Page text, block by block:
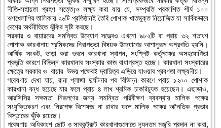
নীতি-সহায়তা গ্রহণ সত্তে¡ও লক্ষ্য করা যায় যে, সম্প্রতি প্রকাশিত শীর্ষ ১০০
ঋণখেলাপির তালিকায় ২৬টি প্রতিষ্ঠানই তৈরি পোশাক খাতভুক্ত নিয়োজিত যা সার্বিকভাবে
দেশের অর্থনীতিতে ঝুঁকির সৃষ্টি করছে।
সরকার ও বায়ারদের সমন্বিত উদ্যোগ সত্ত্বেও এখনো ৯৮২টি বা প্রায় ৩২ শতাংশ
পোশাক কারখানায় শ্রমিকদের নিরাপত্তা বিষয়ক উদ্যোগের আশানুরূপ অগ্রগতি হয়নি।
আর্থিক সংকট, ভাড়া করা ভবনে কারখানা স্থাপন, সংশ্লিষ্ট কর্তৃপক্ষের অসহযোগিতা
প্রভৃতি কারণে বিভিন্ন কারখানার সংস্কার কাজ বাধাগ্রস্ত হচ্ছে। কারখানা সংস্কারের
ক্ষেত্রে সরকার ও বায়ার উভয় পক্ষেরই দ্বায়িত্ব এড়িয়ে যাওয়ার প্রবণতা লক্ষ্যনীয়।
গবেষণায় দেখা যায়, রানা প্লাজা দুর্ঘটনার পর বিভিন্ন কারণে প্রায় ১২০০ পোশাক
কারখানা বন্ধ হয়েছে যার ফলে প্রায় ৪ লাখ শ্রমিক চাকরিচ্যূত হয়েছেন। এছাড়াও,
আরসিসির সক্ষমতা নিরূপণের জন্য সমন্বিত পরিবীক্ষণ ব্যবস্থায় মালিক পক্ষের
সংযুক্তিকরণ এবং নিরপেক্ষ বিশেষজ্ঞ না রাখার ফলে মালিক পক্ষের অনৈতিক প্রভাব
বিস্তারের ঝুঁকি রয়েছে।
গবেষণায় অধিকাংশ ছোট ও সাবকন্ট্রাক্ট কারখানাগুলোতে ন্যূনতম মজুরি প্রদান না করা,